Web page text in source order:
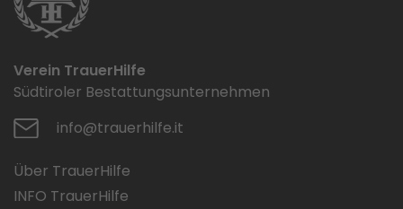
Verein TrauerHilfe
Südtiroler Bestattungsunternehmen
info@trauerhilfe.it
Über TrauerHilfe
INFO TrauerHilfe